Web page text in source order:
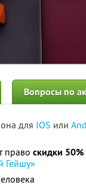
Вопросы по
для IOS или
право скидки 50%
Гейшу»